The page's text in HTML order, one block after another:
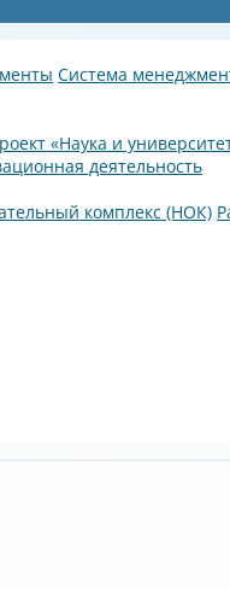
Система
«Наука и
деятельность
комплекс (НОК)